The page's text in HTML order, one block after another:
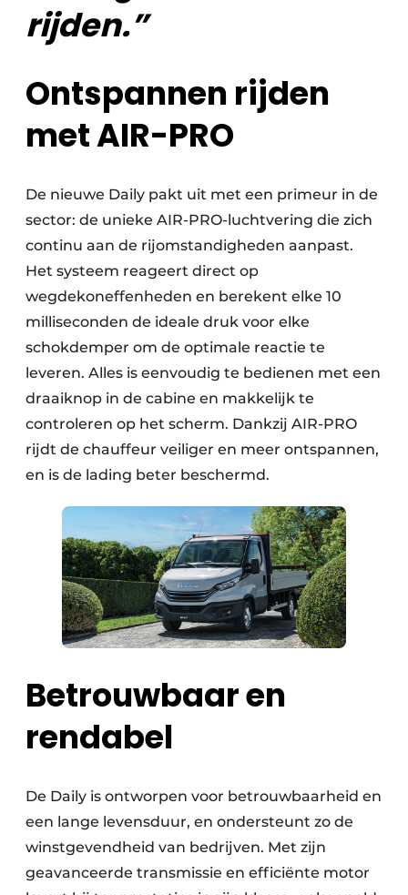
rijden.”
Ontspannen rijden
met AIR-PRO
De nieuwe Daily pakt uit met een primeur in de
sector: de unieke AIR-PRO-luchtvering die zich
continu aan de rijomstandigheden aanpast.
Het systeem reageert direct op
wegdekoneffenheden en berekent elke 10
milliseconden de ideale druk voor elke
schokdemper om de optimale reactie te
leveren. Alles is eenvoudig te bedienen met een
draaiknop in de cabine en makkelijk te
controleren op het scherm. Dankzij AIR-PRO
rijdt de chauffeur veiliger en meer ontspannen,
en is de lading beter beschermd.
Betrouwbaar en
rendabel
De Daily is ontworpen voor betrouwbaarheid en
een lange levensduur, en ondersteunt zo de
winstgevendheid van bedrijven. Met zijn
geavanceerde transmissie en efficiënte motor